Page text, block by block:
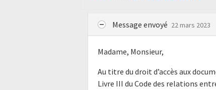
Message envoyé 22 mars 2023
Madame, Monsieur,
Au titre du droit d’accès aux
Livre III du Code des relations